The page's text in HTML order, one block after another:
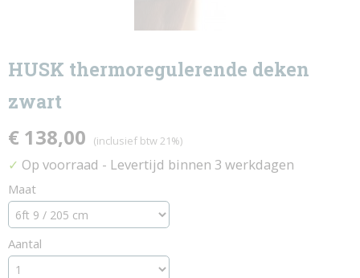
HUSK thermoregulerende deken
zwart
€ 138,00 (inclusief btw 21%)
✓ Op voorraad - Levertijd binnen 3 werkdagen
Maat
Aantal